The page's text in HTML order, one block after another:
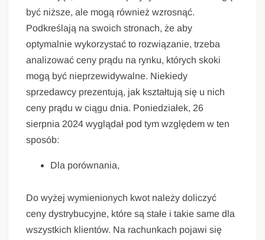
być niższe, ale mogą również wzrosnąć.
Podkreślają na swoich stronach, że aby
optymalnie wykorzystać to rozwiązanie, trzeba
analizować ceny prądu na rynku, których skoki
mogą być nieprzewidywalne. Niekiedy
sprzedawcy prezentują, jak kształtują się u nich
ceny prądu w ciągu dnia. Poniedziałek, 26
sierpnia 2024 wyglądał pod tym względem w ten
sposób:
Dla porównania,
Do wyżej wymienionych kwot należy doliczyć
ceny dystrybucyjne, które są stałe i takie same dla
wszystkich klientów. Na rachunkach pojawi się